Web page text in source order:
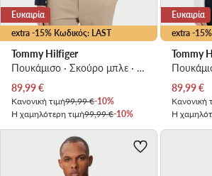
extra -15% Κωδικός: LAST
Ευκαιρία
Tommy Hilfiger
Πουκάμισο · Σκούρο μπλε · Regular Fit
Τρέχουσα τιμή
89,99€
Κανονική τιμή99,99 €-10%
Η χαμηλότερη τιμή99,99 €-10%
extra -
Ευκαιρία
Tommy
Τρέχουσα
89,99€
Κανονική
Η